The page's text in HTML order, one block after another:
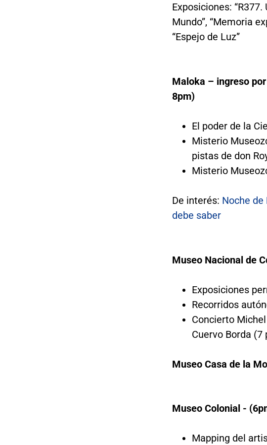
Exposiciones:
Mundo”, “Memoria
“Espejo de Luz”
Maloka – ingreso
8pm)
El poder de la
Misterio
pistas de don
Misterio
De interés: Noche de
debe saber
Museo Nacional de
Exposiciones
Recorridos
Concierto
Cuervo Borda (7
Museo Casa de la
Museo Colonial -
Mapping del